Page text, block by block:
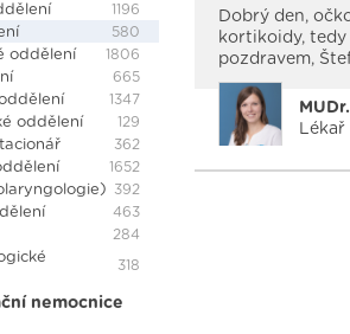
1196
580
oddělení 1806
665
1347
oddělení 129
362
1652
392
463
284
318
nemocnice
Dobrý den,
kortikoidy,
pozdravem,
Lékař